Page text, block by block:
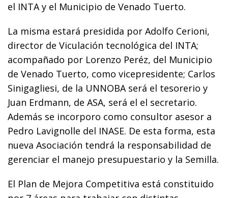
el INTA y el Municipio de Venado Tuerto.
La misma estará presidida por Adolfo Cerioni,
director de Viculación tecnológica del INTA;
acompañado por Lorenzo Peréz, del Municipio
de Venado Tuerto, como vicepresidente; Carlos
Sinigagliesi, de la UNNOBA será el tesorerio y
Juan Erdmann, de ASA, será el el secretario.
Además se incorporo como consultor asesor a
Pedro Lavignolle del INASE. De esta forma, esta
nueva Asociación tendrá la responsabilidad de
gerenciar el manejo presupuestario y la Semilla.
El Plan de Mejora Competitiva está constituido